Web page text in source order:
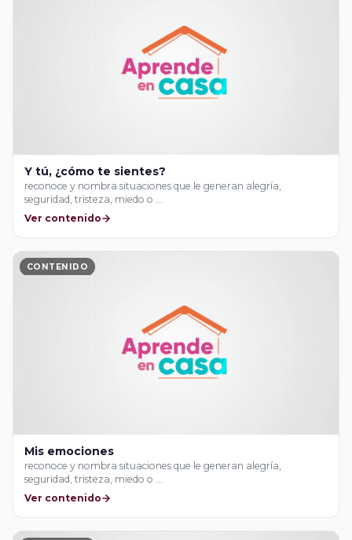
Y tú, ¿cómo te sientes?
reconoce y nombra situaciones que le generan alegría,
seguridad, tristeza, miedo o …
Ver contenido
CONTENIDO
Mis emociones
reconoce y nombra situaciones que le generan alegría,
seguridad, tristeza, miedo o …
Ver contenido